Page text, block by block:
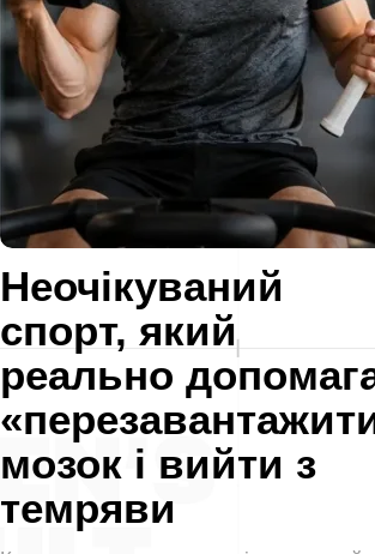
Неочікуваний
спорт, який
реально
мозок і вийти з
темряви